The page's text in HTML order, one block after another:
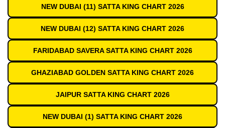
NEW DUBAI (11) SATTA KING CHART 2026
NEW DUBAI (12) SATTA KING CHART 2026
FARIDABAD SAVERA SATTA KING CHART 2026
GHAZIABAD GOLDEN SATTA KING CHART 2026
JAIPUR SATTA KING CHART 2026
NEW DUBAI (1) SATTA KING CHART 2026